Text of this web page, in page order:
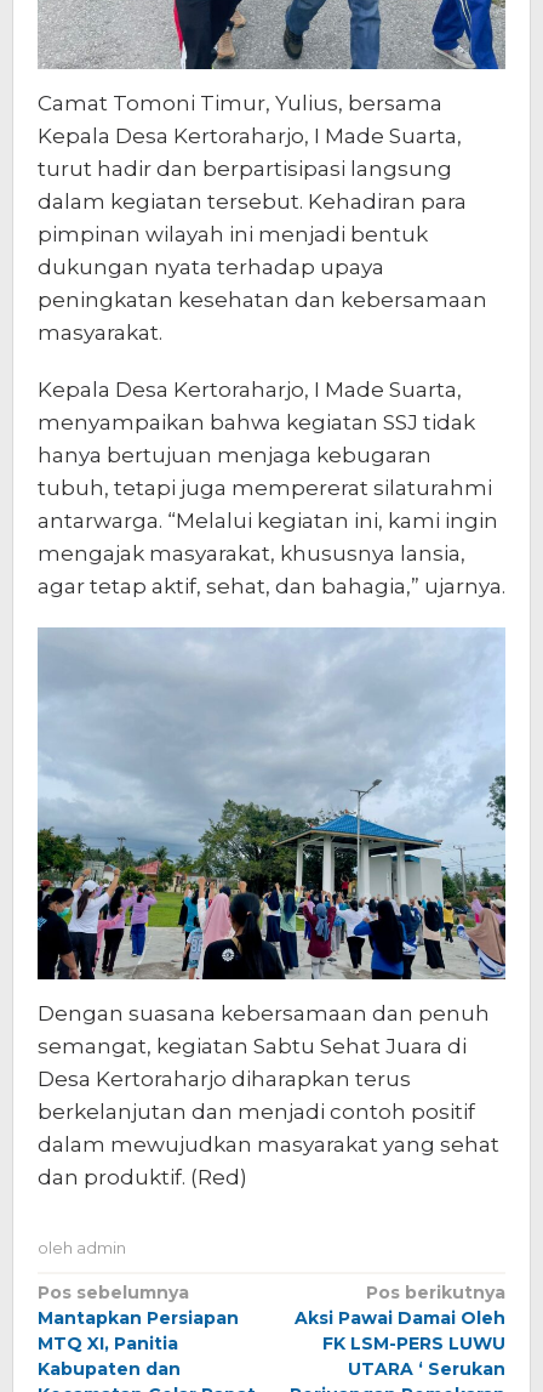
Camat Tomoni Timur, Yulius, bersama
Kepala Desa Kertoraharjo, I Made Suarta,
turut hadir dan berpartisipasi langsung
dalam kegiatan tersebut. Kehadiran para
pimpinan wilayah ini menjadi bentuk
dukungan nyata terhadap upaya
peningkatan kesehatan dan kebersamaan
masyarakat.
Kepala Desa Kertoraharjo, I Made Suarta,
menyampaikan bahwa kegiatan SSJ tidak
hanya bertujuan menjaga kebugaran
tubuh, tetapi juga mempererat silaturahmi
antarwarga. “Melalui kegiatan ini, kami ingin
mengajak masyarakat, khususnya lansia,
agar tetap aktif, sehat, dan bahagia,” ujarnya.
Dengan suasana kebersamaan dan penuh
semangat, kegiatan Sabtu Sehat Juara di
Desa Kertoraharjo diharapkan terus
berkelanjutan dan menjadi contoh positif
dalam mewujudkan masyarakat yang sehat
dan produktif. (Red)
oleh admin
Navigasi
pos
Pos sebelumnya
Mantapkan Persiapan
MTQ XI, Panitia
Kabupaten dan
Pos berikutnya
Aksi Pawai Damai Oleh
FK LSM-PERS LUWU
UTARA ‘ Serukan